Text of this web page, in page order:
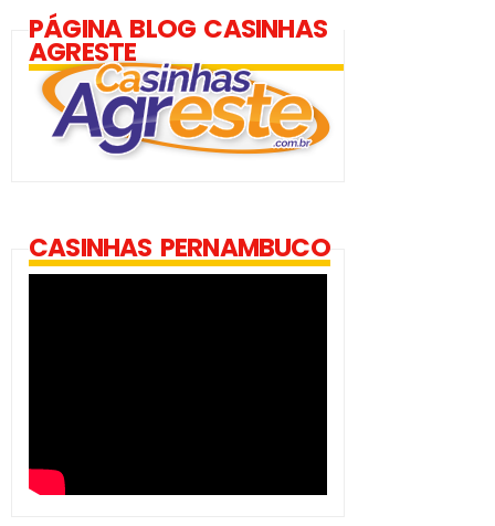
PÁGINA BLOG CASINHAS
AGRESTE
CASINHAS PERNAMBUCO